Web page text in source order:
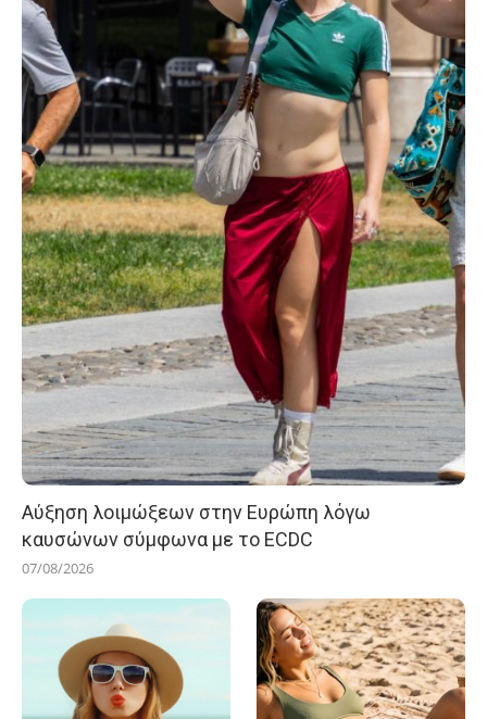
Αύξηση λοιμώξεων στην Ευρώπη λόγω
καυσώνων σύμφωνα με το ECDC
07/08/2026